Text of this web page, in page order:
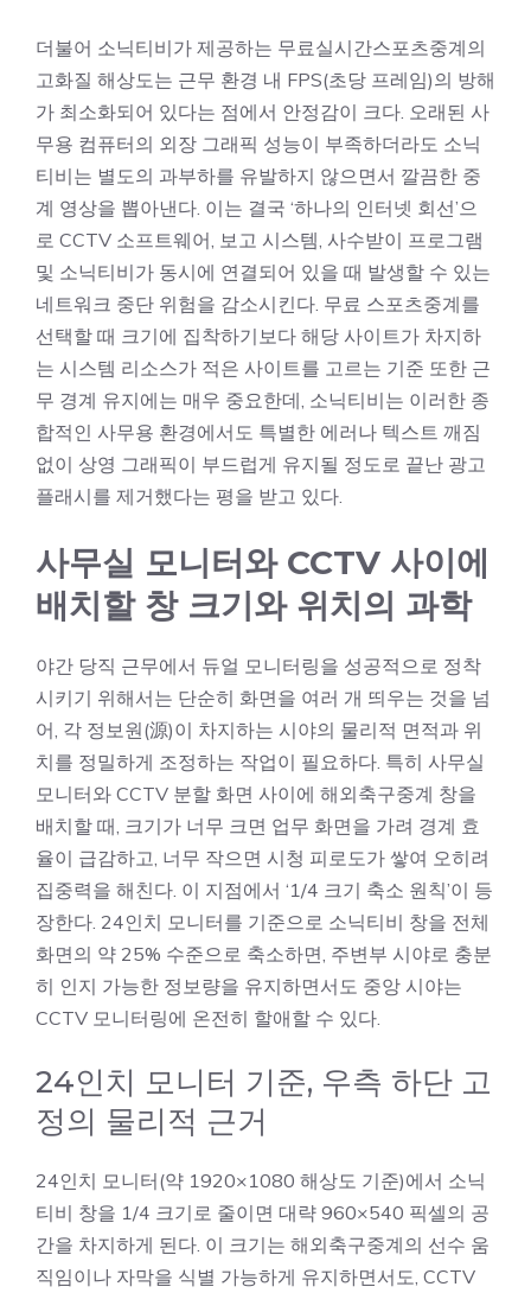
더불어 소닉티비가 제공하는 무료실시간스포츠중계의
고화질 해상도는 근무 환경 내 FPS(초당 프레임)의 방해
가 최소화되어 있다는 점에서 안정감이 크다. 오래된 사
무용 컴퓨터의 외장 그래픽 성능이 부족하더라도 소닉
티비는 별도의 과부하를 유발하지 않으면서 깔끔한 중
계 영상을 뽑아낸다. 이는 결국 ‘하나의 인터넷 회선’으
로 CCTV 소프트웨어, 보고 시스템, 사수받이 프로그램
및 소닉티비가 동시에 연결되어 있을 때 발생할 수 있는
네트워크 중단 위험을 감소시킨다. 무료 스포츠중계를
선택할 때 크기에 집착하기보다 해당 사이트가 차지하
는 시스템 리소스가 적은 사이트를 고르는 기준 또한 근
무 경계 유지에는 매우 중요한데, 소닉티비는 이러한 종
합적인 사무용 환경에서도 특별한 에러나 텍스트 깨짐
없이 상영 그래픽이 부드럽게 유지될 정도로 끝난 광고
플래시를 제거했다는 평을 받고 있다.
사무실 모니터와 CCTV 사이에
배치할 창 크기와 위치의 과학
야간 당직 근무에서 듀얼 모니터링을 성공적으로 정착
시키기 위해서는 단순히 화면을 여러 개 띄우는 것을 넘
어, 각 정보원(源)이 차지하는 시야의 물리적 면적과 위
치를 정밀하게 조정하는 작업이 필요하다. 특히 사무실
모니터와 CCTV 분할 화면 사이에 해외축구중계 창을
배치할 때, 크기가 너무 크면 업무 화면을 가려 경계 효
율이 급감하고, 너무 작으면 시청 피로도가 쌓여 오히려
집중력을 해친다. 이 지점에서 ‘1/4 크기 축소 원칙’이 등
장한다. 24인치 모니터를 기준으로 소닉티비 창을 전체
화면의 약 25% 수준으로 축소하면, 주변부 시야로 충분
히 인지 가능한 정보량을 유지하면서도 중앙 시야는
CCTV 모니터링에 온전히 할애할 수 있다.
24인치 모니터 기준, 우측 하단 고
정의 물리적 근거
24인치 모니터(약 1920×1080 해상도 기준)에서 소닉
티비 창을 1/4 크기로 줄이면 대략 960×540 픽셀의 공
간을 차지하게 된다. 이 크기는 해외축구중계의 선수 움
직임이나 자막을 식별 가능하게 유지하면서도, CCTV